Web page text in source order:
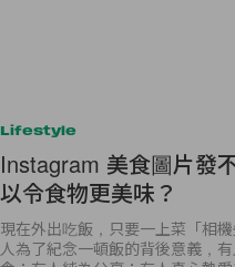
Lifestyle
Instagram 美食圖片發
以令食物更美味？
現在外出吃飯，只要一上菜「相
人為了紀念一頓飯的背後意義，